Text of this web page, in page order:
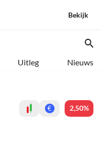
Bekijk
Uitleg Nieuws
€ 2,50%